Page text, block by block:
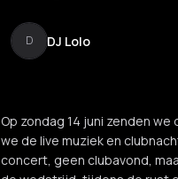
D DJ Lolo
Op zondag 14 juni zenden we
we de live muziek en
concert, geen clubavond,